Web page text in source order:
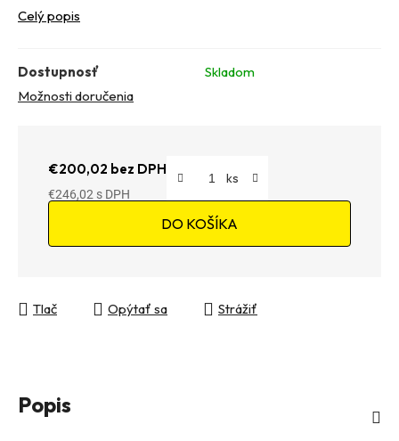
Celý popis
Dostupnosť
Skladom
Možnosti doručenia
€200,02 bez DPH
€246,02
DO KOŠÍKA
Tlač Opýtať sa Strážiť
Popis